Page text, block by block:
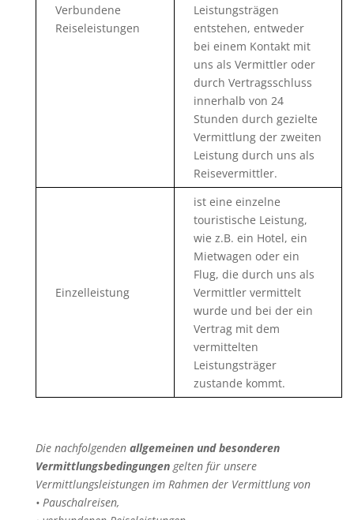
Verbundene
Reiseleistungen
Leistungsträgen
entstehen, entweder
bei einem Kontakt mit
uns als Vermittler oder
durch Vertragsschluss
innerhalb von 24
Stunden durch gezielte
Vermittlung der zweiten
Leistung durch uns als
Reisevermittler.
Einzelleistung
ist eine einzelne
touristische Leistung,
wie z.B. ein Hotel, ein
Mietwagen oder ein
Flug, die durch uns als
Vermittler vermittelt
wurde und bei der ein
Vertrag mit dem
vermittelten
Leistungsträger
zustande kommt.
Die nachfolgenden allgemeinen und besonderen
Vermittlungsbedingungengelten für unsere
Vermittlungsleistungen im Rahmen der Vermittlung von
• Pauschalreisen,